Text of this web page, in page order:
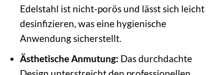
Edelstahl ist nicht-porös und lässt sich leicht
desinfizieren, was eine hygienische
Anwendung sicherstellt.
Ästhetische Anmutung: Das durchdachte